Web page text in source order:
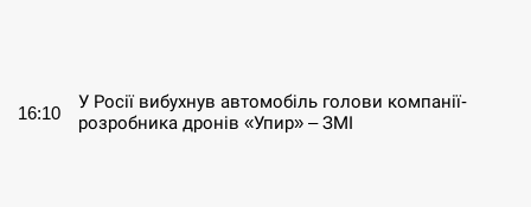
16:10
У Росії вибухнув автомобіль голови компанії-
розробника дронів «Упир» – ЗМІ